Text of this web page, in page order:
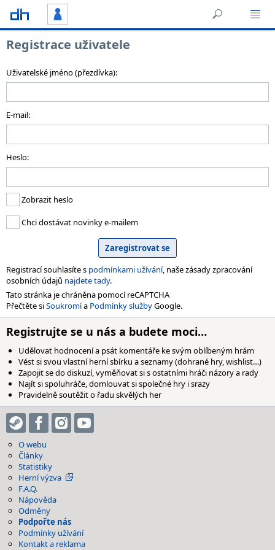
Registrace uživatele
Uživatelské jméno (přezdívka):
E-mail:
Heslo:
Zobrazit heslo
Chci dostávat novinky e-mailem
Registrací souhlasíte s podmínkami užívání, naše zásady zpracování
osobních údajů najdete tady.
Tato stránka je chráněna pomocí reCAPTCHA
Přečtěte siSoukromía Podmínky službyGoogle.
Registrujte se u nás a budete moci…
Udělovat hodnocení a psát komentáře ke svým oblíbeným hrám
Vést si svou vlastní herní sbírku a seznamy (dohrané hry, wishlist…)
Zapojit se do diskuzí, vyměňovat si s ostatními hráči názory a rady
Najít si spoluhráče, domlouvat si společné hry i srazy
Pravidelně soutěžit o řadu skvělých her
O webu
Články
Statistiky
Herní výzva
F.A.Q.
Nápověda
Odměny
Podpořte nás
Podmínky užívání
Kontakt a reklama